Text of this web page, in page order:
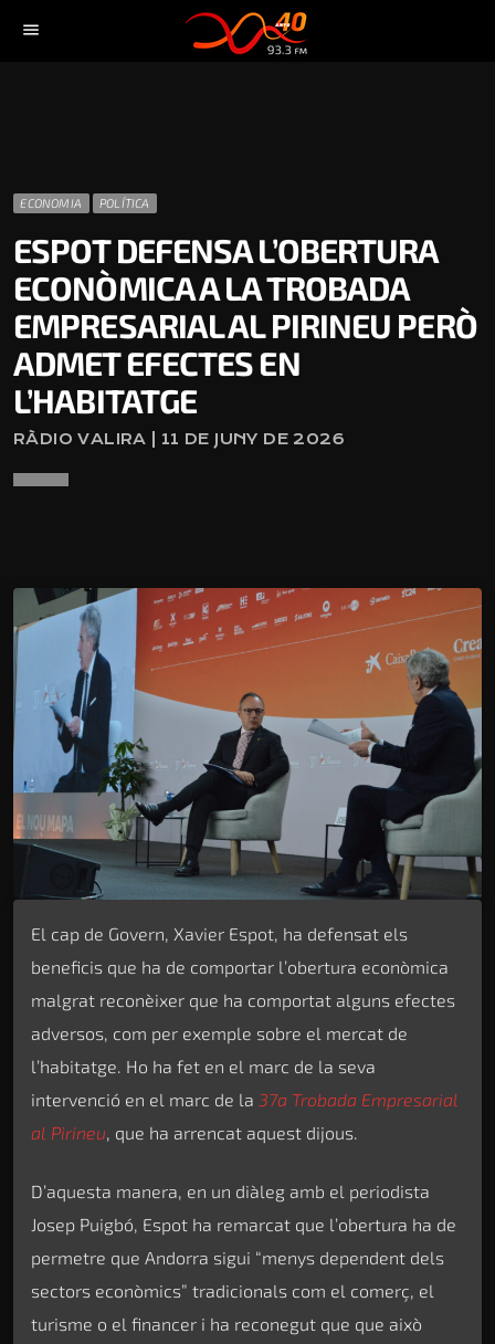
menu
ECONOMIA POLÍTICA
ESPOT DEFENSA L’OBERTURA
ECONÒMICA A LA TROBADA
EMPRESARIAL AL PIRINEU PERÒ
ADMET EFECTES EN
L’HABITATGE
RÀDIO VALIRA | 11 DE JUNY DE 2026
El cap de Govern, Xavier Espot, ha defensat els
beneficis que ha de comportar l’obertura econòmica
malgrat reconèixer que ha comportat alguns efectes
adversos, com per exemple sobre el mercat de
l’habitatge. Ho ha fet en el marc de la seva
intervenció en el marc de la 37a Trobada Empresarial
al Pirineu, que ha arrencat aquest dijous.
D’aquesta manera, en un diàleg amb el periodista
Josep Puigbó, Espot ha remarcat que l’obertura ha de
permetre que Andorra sigui “menys dependent dels
sectors econòmics” tradicionals com el comerç, el
turisme o el financer i ha reconegut que que això